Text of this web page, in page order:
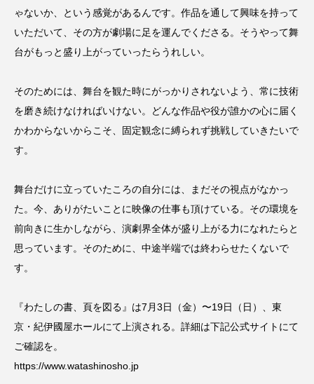
ゃないか、という感覚があるんです。作品を通して興味を持って
いただいて、その方が劇場に足を運んでくださる。そうやって舞
台がもっと盛り上がっていったらうれしい。
そのためには、舞台を観た時にがっかりされないよう、常に技術
を磨き続けなければいけない。どんな作品や役が誰かの心に届く
かわからないからこそ、固定観念に縛られず挑戦していきたいで
す。
舞台だけに立っていたころの自分には、まだその視点がなかっ
た。今、ありがたいことに映像の仕事も頂けている。その環境を
前向きに生かしながら、演劇界全体が盛り上がる力になれたらと
思っています。そのために、中途半端では終わらせたくないで
す。
『わたしの書、頁を図る』は7月3日（金）〜19日（日）、東
京・紀伊國屋ホールにて上演される。詳細は下記公式サイトにて
ご確認を。
https://www.watashinosho.jp